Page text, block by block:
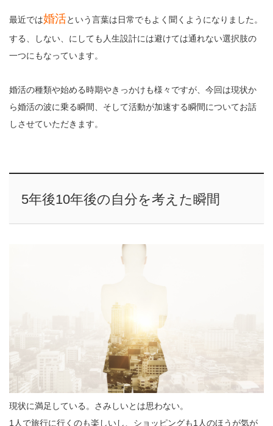
最近では婚活という言葉は日常でもよく聞くようになりました。
する、しない、にしても人生設計には避けては通れない選択肢の
一つにもなっています。
婚活の種類や始める時期やきっかけも様々ですが、今回は現状か
ら婚活の波に乗る瞬間、そして活動が加速する瞬間についてお話
しさせていただきます。
5年後10年後の自分を考えた瞬間
現状に満足している。さみしいとは思わない。
1人で旅行に行くのも楽しいし、ショッピングも1人のほうが気が